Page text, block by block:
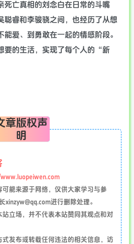
死亡真相的刘念白在日常的斗嘴
聪睿和李骏骁之间，也经历了从想
爱、到勇敢在一起的情感阶段。
要的生活，实现了每个人的“新
章版权声
明
能来源于网络，仅供大家学习与参
进行删除处理。
立场，并不代表本站赞同其观点和对
发布或转载任何违法的相关信息，访